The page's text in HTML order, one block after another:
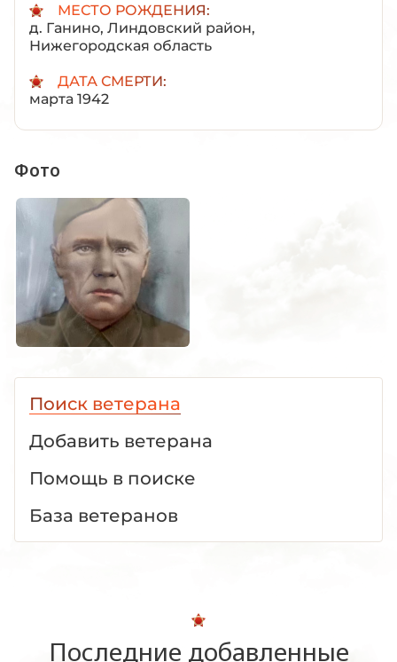
МЕСТО РОЖДЕНИЯ:
д. Ганино, Линдовский район,
Нижегородская область
ДАТА СМЕРТИ:
марта 1942
Фото
Поиск ветерана
Добавить ветерана
Помощь в поиске
База ветеранов
Последние добавленные